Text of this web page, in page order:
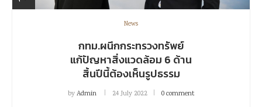
News
กทม.ผนึกกระทรวงทรัพย์
แก้ปัญหาสิ่งแวดล้อม 6 ด้าน
สิ้นปีนี้ต้องเห็นรูปธรรม
byAdmin 24 July 2022 0 comment